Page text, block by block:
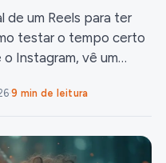
de um Reels para ter
testar o tempo certo
Instagram, vê um…
·9 min de leitura